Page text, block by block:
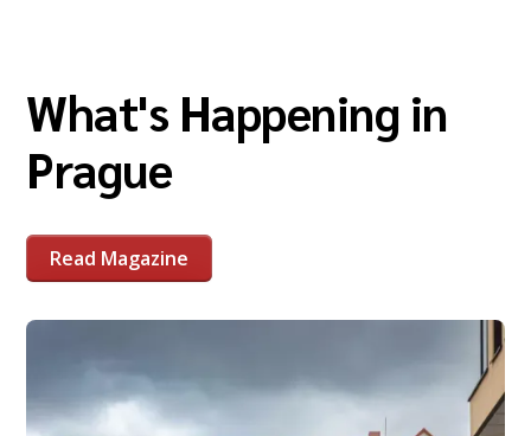
What's Happening in
Prague
Read Magazine